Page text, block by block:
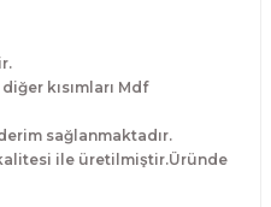
kısımları Mdf
sağlanmaktadır.
ile üretilmiştir.Üründe